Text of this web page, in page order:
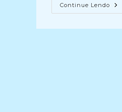
Continue Lendo
DO